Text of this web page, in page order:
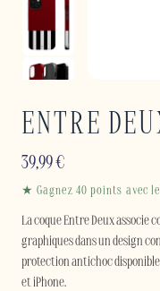
ENTRE
39,99€
★ Gagnez 40 points avec
La coque Entre Deux associe
graphiques dans un design
protection antichoc disponible
et iPhone.